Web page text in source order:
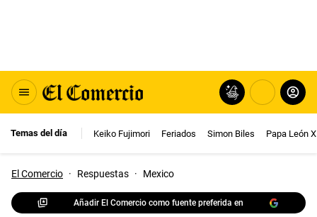
Temas del día Keiko Fujimori Feriados Simon Biles Papa León
El Comercio · Respuestas · Mexico
Añadir El Comercio como fuente preferida en